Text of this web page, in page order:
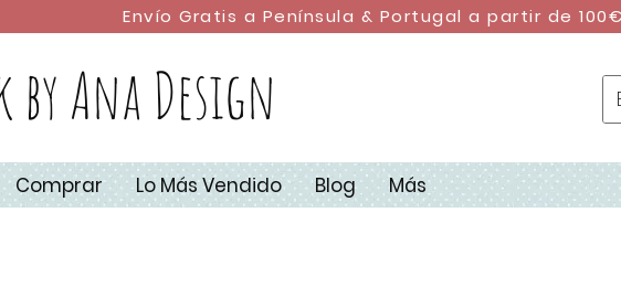
Envío Gratis a Península & Portugal a partir de 100€
by Ana Design
Comprar Lo Más Vendido Blog Más